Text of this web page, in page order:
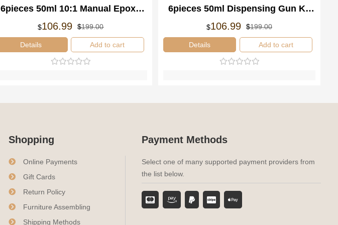
6pieces 50ml 10:1 Manual Epoxy
Resin Mixing Applicator Dispenser
Gun
$199.00Le
initial
était :
$106.99
Le
actuel
est :
Details Add to cart
6pieces 50ml Dispensing Gun Kit
1:2 Mixing Adhesive Dispenser
$199.00Le
initial
était :
$106.99
Le
actuel
est :
Details Add to cart
Shopping
Online Payments
Gift Cards
Return Policy
Furniture Assembling
Shipping Methods
Payment Methods
Select one of many supported payment providers from
the list below.